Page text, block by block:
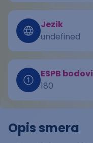
Jezik
undefined
ESPB bodovi
180
Opis smera